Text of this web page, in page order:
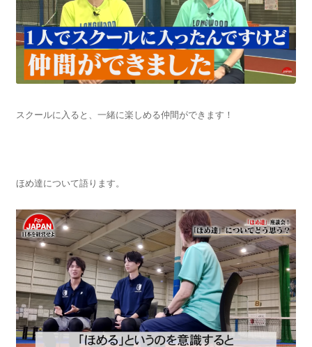
スクールに入ると、一緒に楽しめる仲間ができます！
ほめ達について語ります。